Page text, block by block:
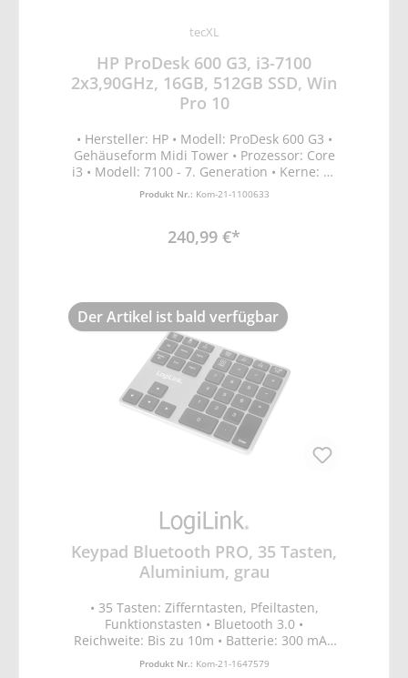
tecXL
HP ProDesk 600 G3, i3-7100
2x3,90GHz, 16GB, 512GB SSD, Win
Pro 10
• Hersteller: HP • Modell: ProDesk 600 G3 •
Gehäuseform Midi Tower • Prozessor: Core
i3 • Modell: 7100 - 7. Generation • Kerne: 2x
• Taktung pro Kern 3,90 GHz •
SSD 512GB • Schnitstellen: 1x Display-Port,
Windows 10 Professional 64Bit • Abmessung
170x274x338mm • Gewicht 7,14kg
Produkt Nr.: Kom-21-1100633
240,99 €*
Der Artikel ist bald verfügbar
Keypad Bluetooth PRO, 35 Tasten,
Aluminium, grau
• 35 Tasten: Zifferntasten, Pfeiltasten,
Funktionstasten • Bluetooth 3.0 •
Reichweite: Bis zu 10m • Batterie: 300 mAh
Li-Polymer Akku, 3,7V • Standby-Dauer: Bis
Produkt Nr.: Kom-21-1647579